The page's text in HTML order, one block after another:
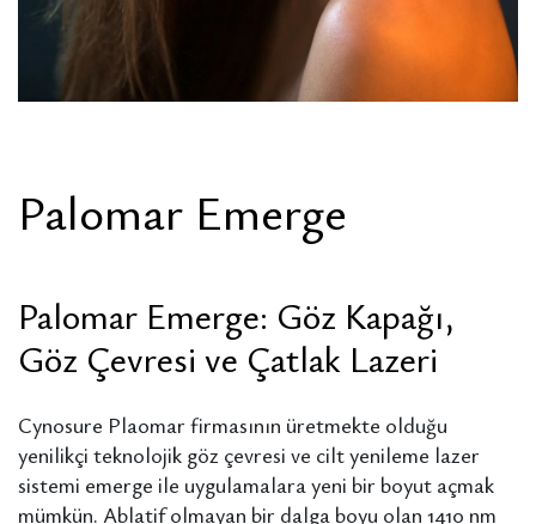
Palomar Emerge
Palomar Emerge: Göz Kapağı,
Göz Çevresi ve Çatlak Lazeri
Cynosure Plaomar firmasının üretmekte olduğu
yenilikçi teknolojik göz çevresi ve cilt yenileme lazer
sistemi emerge ile uygulamalara yeni bir boyut açmak
mümkün. Ablatif olmayan bir dalga boyu olan 1410 nm